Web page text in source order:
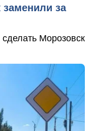
за
Морозовск